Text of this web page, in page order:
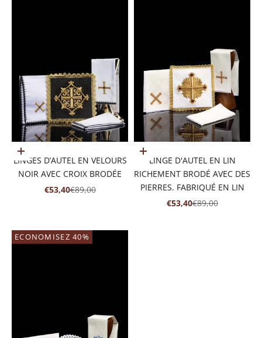
Ajouter au panier
LINGES D’AUTEL EN VELOURS
NOIR AVEC CROIX BRODÉE
PRIX DE VENTE
€53,40PRIX NORMAL
€89,00
Ajouter au panier
LINGE D'AUTEL EN LIN
RICHEMENT BRODÉ AVEC DES
PIERRES. FABRIQUÉ EN LIN
PRIX DE VENTE
€53,40PRIX NORMAL
€89,00
ECONOMISEZ 40%